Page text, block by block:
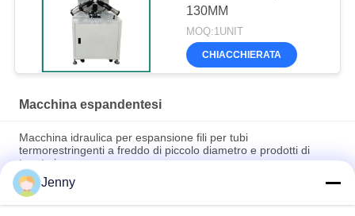
130MM
MOQ:1UNIT
CHIACCHIERATA
Macchina espandentesi
Macchina idraulica per espansione fili per tubi
termorestringenti a freddo di piccolo diametro e prodotti di
tenuta in gomma
Macchina di espansione tessile ad alta velocità e a risparmio
energetico
Jenny